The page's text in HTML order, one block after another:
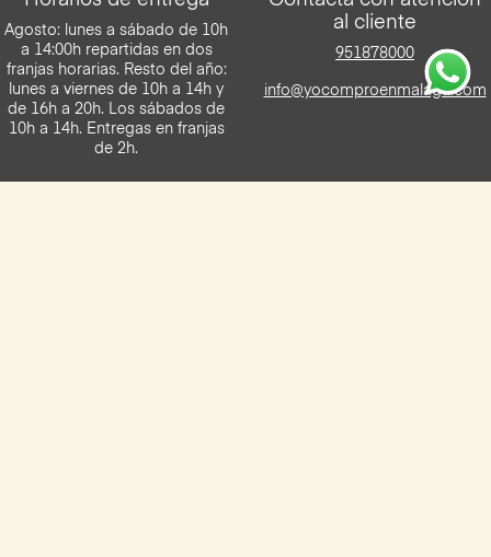
Agosto: lunes a sábado de 10h
a 14:00h repartidas en dos
franjas horarias. Resto del año:
lunes a viernes de 10h a 14h y
de 16h a 20h. Los sábados de
10h a 14h. Entregas en franjas
de 2h.
al cliente
951878000
info@yocomproenmalaga.com